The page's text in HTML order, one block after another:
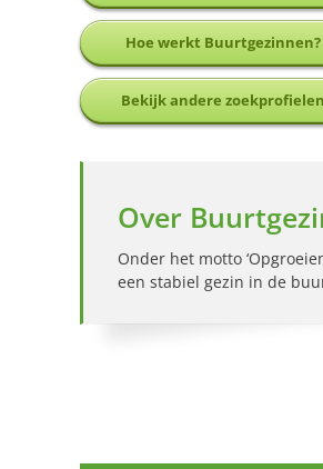
Hoe werkt Buurtgezinnen?
Bekijk andere zoekprofielen
Over
Onder het motto
een stabiel gezin in de